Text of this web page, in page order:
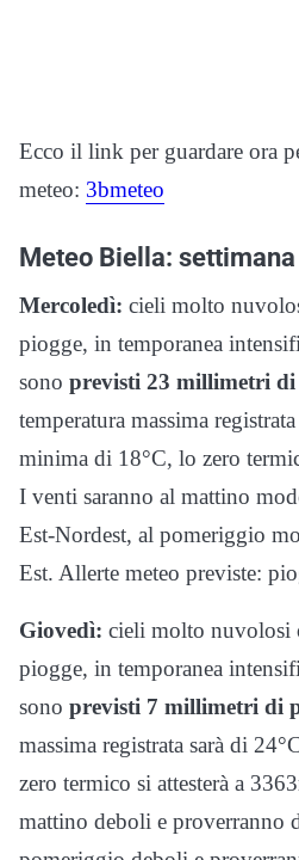
Ecco il link per guardare ora
meteo: 3bmeteo
Meteo Biella:
Mercoledì: cieli molto
piogge, in temporanea
sono previsti 23 millimetri
temperatura massima
minima di 18°C, lo zero
I venti saranno al mattino
Est-Nordest, al pomeriggio
Est. Allerte meteo previste:
Giovedì: cieli molto nuvolosi
piogge, in temporanea
sono previsti 7 millimetri di
massima registrata sarà di
zero termico si attesterà a
mattino deboli e proverranno